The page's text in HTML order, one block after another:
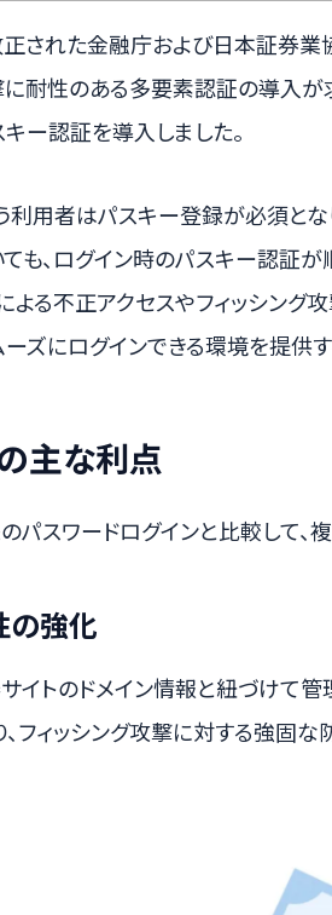
された金融庁および日本証券業
に耐性のある多要素認証の導入
ー認証を導入しました。
用者はパスキー登録が必須とな
も、ログイン時のパスキー認証
よる不正アクセスやフィッシング
ズにログインできる環境を提供す
主な利点
パスワードログインと比較して、
の強化
イトのドメイン情報と紐づけて管
、フィッシング攻撃に対する強固な